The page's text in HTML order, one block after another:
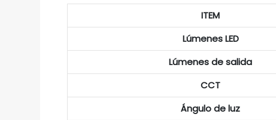
ITEM
Lúmenes LED
Lúmenes de salida
CCT
Ángulo de luz